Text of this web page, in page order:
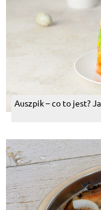
Auszpik – co to jest?